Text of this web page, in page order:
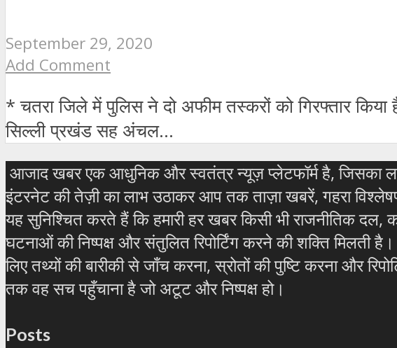
September 29, 2020
Add Comment
* चतरा जिले में पुलिस ने दो अफीम तस्करों को गिरफ्तार
सिल्ली प्रखंड सह अंचल...
आजाद खबर एक आधुनिक और स्वतंत्र न्यूज़ प्लेटफॉर्म है, जिसका
इंटरनेट की तेज़ी का लाभ उठाकर आप तक ताज़ा खबरें, गहरा
यह सुनिश्चित करते हैं कि हमारी हर खबर किसी भी राजनीतिक दल,
घटनाओं की निष्पक्ष और संतुलित रिपोर्टिंग करने की शक्ति मिलती
लिए तथ्यों की बारीकी से जाँच करना, स्रोतों की पुष्टि करना और
तक वह सच पहुँचाना है जो अटूट और निष्पक्ष हो।
Posts